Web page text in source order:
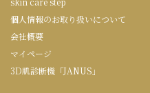
個人情報のお取り扱いについて
会社概要
マイページ
3D肌診断機「JANUS」